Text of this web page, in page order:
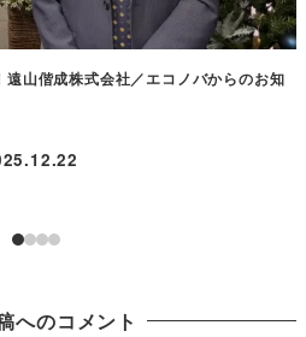
山偕成株式会社／エコノバからのお知
へのコメント